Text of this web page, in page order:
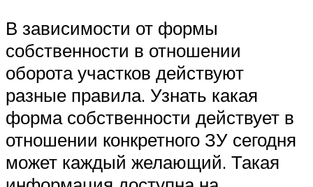
В зависимости от формы
собственности в отношении
оборота участков действуют
разные правила. Узнать какая
форма собственности действует в
отношении конкретного ЗУ сегодня
может каждый желающий. Такая